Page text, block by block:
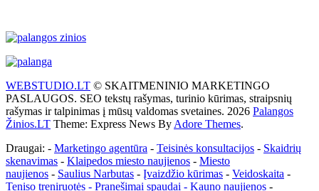
WEBSTUDIO.LT © SKAITMENINIO MARKETINGO
PASLAUGOS. SEO tekstų rašymas, turinio kūrimas, straipsnių
rašymas ir talpinimas į mūsų valdomas svetaines. 2026 Palangos
Žinios.LT Theme: Express News By Adore Themes.
Draugai: - Marketingo agentūra - Teisinės konsultacijos - Skaidrių
skenavimas - Klaipedos miesto naujienos - Miesto
naujienos - Saulius Narbutas - Įvaizdžio kūrimas - Veidoskaita -
Teniso treniruotės - Pranešimai spaudai - Kauno naujienos -